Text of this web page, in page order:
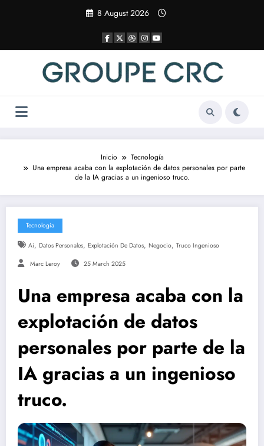
8 August 2026
Inicio
Tecnología
Una empresa acaba con la explotación de datos personales por parte
de la IA gracias a un ingenioso truco.
Tecnología
Ai, Datos Personales, Explotación De Datos, Negocio, Truco Ingenioso
Marc Leroy 25 March 2025
Una empresa acaba con la
explotación de datos
personales por parte de la
IA gracias a un ingenioso
truco.